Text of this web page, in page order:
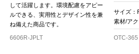
して活躍します。環境配慮をアピー
ルできる、実用性とデザイン性を兼
ね備えた商品です。
6606R-JPLT
サイズ：
素材/ア
OTC-365